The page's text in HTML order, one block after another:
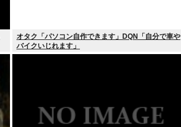
オタク「パソコン自作できます」DQN「自分で車や
バイクいじれます」